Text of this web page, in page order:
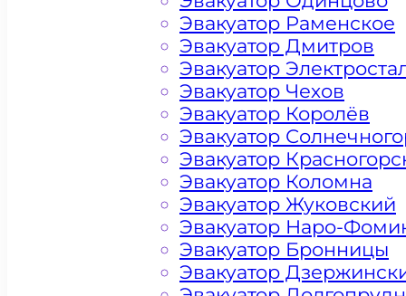
Эвакуатор Раменское
Эвакуатор Дмитров
Эвакуатор
Эвакуатор Чехов
Эвакуатор Королёв
Эвакуатор
Эвакуатор
Эвакуатор Коломна
Эвакуатор Жуковский
Эвакуатор Наро-
Эвакуатор Бронницы
Эвакуатор